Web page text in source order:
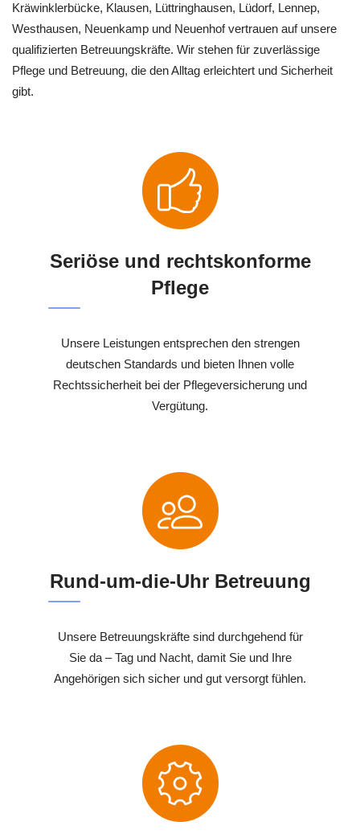
Kräwinklerbücke, Klausen, Lüttringhausen, Lüdorf, Lennep,
Westhausen, Neuenkamp und Neuenhof vertrauen auf unsere
qualifizierten Betreuungskräfte. Wir stehen für zuverlässige
Pflege und Betreuung, die den Alltag erleichtert und Sicherheit
gibt.
Seriöse und rechtskonforme
Pflege
Unsere Leistungen entsprechen den strengen
deutschen Standards und bieten Ihnen volle
Rechtssicherheit bei der Pflegeversicherung und
Vergütung.
Rund-um-die-Uhr Betreuung
Unsere Betreuungskräfte sind durchgehend für
Sie da – Tag und Nacht, damit Sie und Ihre
Angehörigen sich sicher und gut versorgt fühlen.